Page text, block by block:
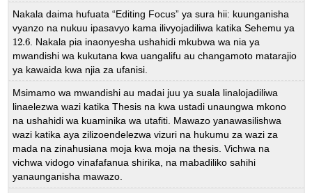
Nakala daima hufuata “Editing Focus” ya sura hii: kuunganisha
vyanzo na nukuu ipasavyo kama ilivyojadiliwa katika Sehemu ya
12.6
12.6 . Nakala pia inaonyesha ushahidi mkubwa wa nia ya
mwandishi wa kukutana kwa uangalifu au changamoto matarajio
ya kawaida kwa njia za ufanisi.
Msimamo wa mwandishi au madai juu ya suala linalojadiliwa
linaelezwa wazi katika Thesis na kwa ustadi unaungwa mkono
na ushahidi wa kuaminika wa utafiti. Mawazo yanawasilishwa
wazi katika aya zilizoendelezwa vizuri na hukumu za wazi za
mada na zinahusiana moja kwa moja na thesis. Vichwa na
vichwa vidogo vinafafanua shirika, na mabadiliko sahihi
yanaunganisha mawazo.